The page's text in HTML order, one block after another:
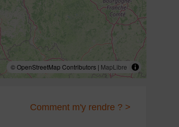
© OpenStreetMap Contributors | MapLibre
Comment m'y rendre ? >